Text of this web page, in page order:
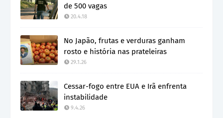
de 500 vagas
20.4.18
No Japão, frutas e verduras ganham
rosto e história nas prateleiras
29.1.26
Cessar-fogo entre EUA e Irã enfrenta
instabilidade
9.4.26